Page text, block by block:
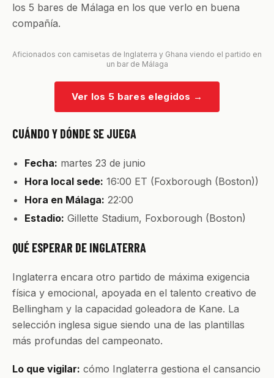
los 5 bares de Málaga en los que verlo en buena
compañía.
Aficionados con camisetas de Inglaterra y Ghana viendo el partido en
un bar de Málaga
Ver los 5 bares elegidos →
CUÁNDO Y DÓNDE SE JUEGA
Fecha: martes 23 de junio
Hora local sede: 16:00 ET (Foxborough (Boston))
Hora en Málaga: 22:00
Estadio: Gillette Stadium, Foxborough (Boston)
QUÉ ESPERAR DE INGLATERRA
Inglaterra encara otro partido de máxima exigencia
física y emocional, apoyada en el talento creativo de
Bellingham y la capacidad goleadora de Kane. La
selección inglesa sigue siendo una de las plantillas
más profundas del campeonato.
Lo que vigilar: cómo Inglaterra gestiona el cansancio